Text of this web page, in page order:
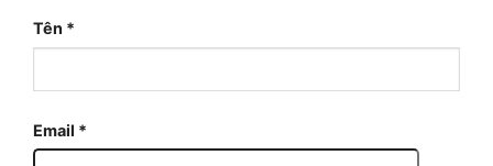
Tên *
Email *